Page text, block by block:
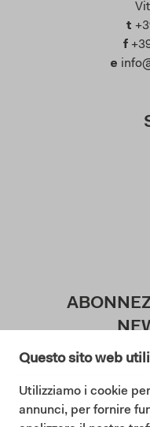
Questo sito web
Utilizziamo i cookie
annunci, per fornire
t
f
e
J'accepte la politique
Lisez notre politique de